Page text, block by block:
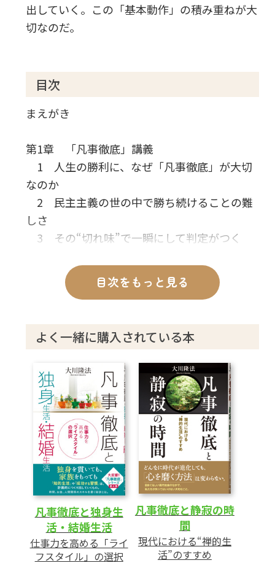
出していく。この「基本動作」の積み重ねが大
切なのだ。
目次
まえがき
第1章 「凡事徹底」講義
1 人生の勝利に、なぜ「凡事徹底」が大切
なのか
2 民主主義の世の中で勝ち続けることの難
しさ
3 その“切れ味”で一瞬にして判定がつく
4 環境の変化を超えて一流であり続ける
「努力」とは
とは
Q1. 個人として「凡事徹底」を継続するコ
ツとは
Q2. 組織全体に「凡事徹底」を文化として
定着させるためには
あとがき
目次をもっと見る
よく一緒に購入されている本
凡事徹底と独身生
活・結婚生活
仕事力を高める「ライ
フスタイル」の選択
凡事徹底と静寂の時
間
現代における“禅的生
活”のすすめ